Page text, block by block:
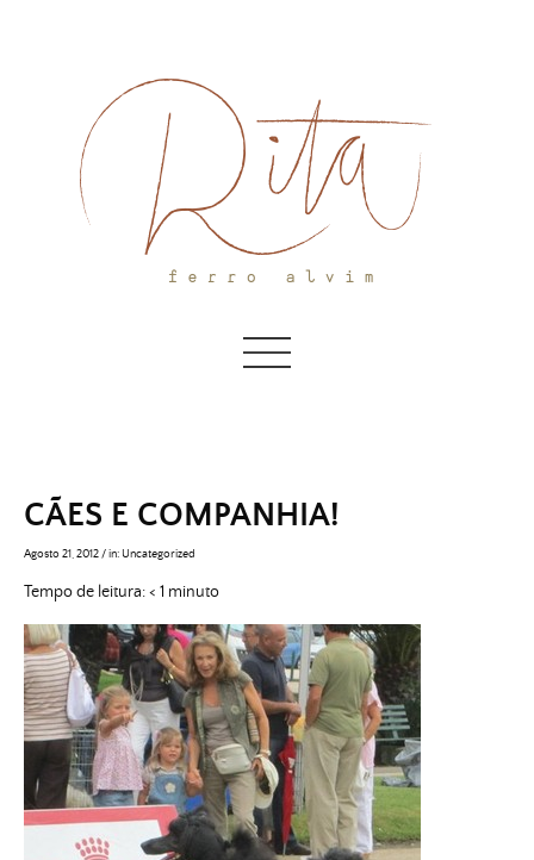
CÃES E COMPANHIA!
Agosto 21, 2012/in: Uncategorized
Tempo de leitura:< 1 minuto